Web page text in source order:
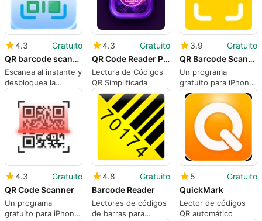
4.3
Gratuito
QR barcode scanner scanful
Escanea al instante y
desbloquea la
conveniencia diaria
4.3
Gratuito
QR Code Reader PRO
Lectura de Códigos
QR Simplificada
3.9
Gratuito
QR Barcode Scanner
Un programa
gratuito para iPhone,
por BACKLIGHT
DIGITAL SOLUTIONS
4.3
Gratuito
QR Code Scanner
Un programa
gratuito para iPhone,
4.8
Gratuito
Barcode Reader
Lectores de códigos
de barras para
5
Gratuito
QuickMark
Lector de códigos
QR automático